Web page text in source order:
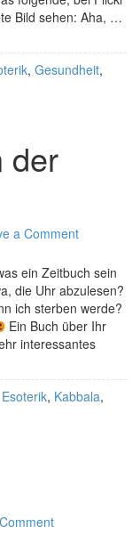
Bild sehen: Aha, …
, Gesundheit,
der
a Comment
ein Zeitbuch sein
die Uhr abzulesen?
ich sterben werde?
Ein Buch über Ihr
interessantes
Esoterik, Kabbala,